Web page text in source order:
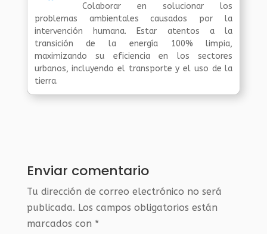
Colaborar en solucionar los
problemas ambientales causados por la
intervención humana. Estar atentos a la
transición de la energía 100% limpia,
maximizando su eficiencia en los sectores
urbanos, incluyendo el transporte y el uso de la
tierra.
Enviar comentario
Tu dirección de correo electrónico no será
publicada. Los campos obligatorios están
marcados con *